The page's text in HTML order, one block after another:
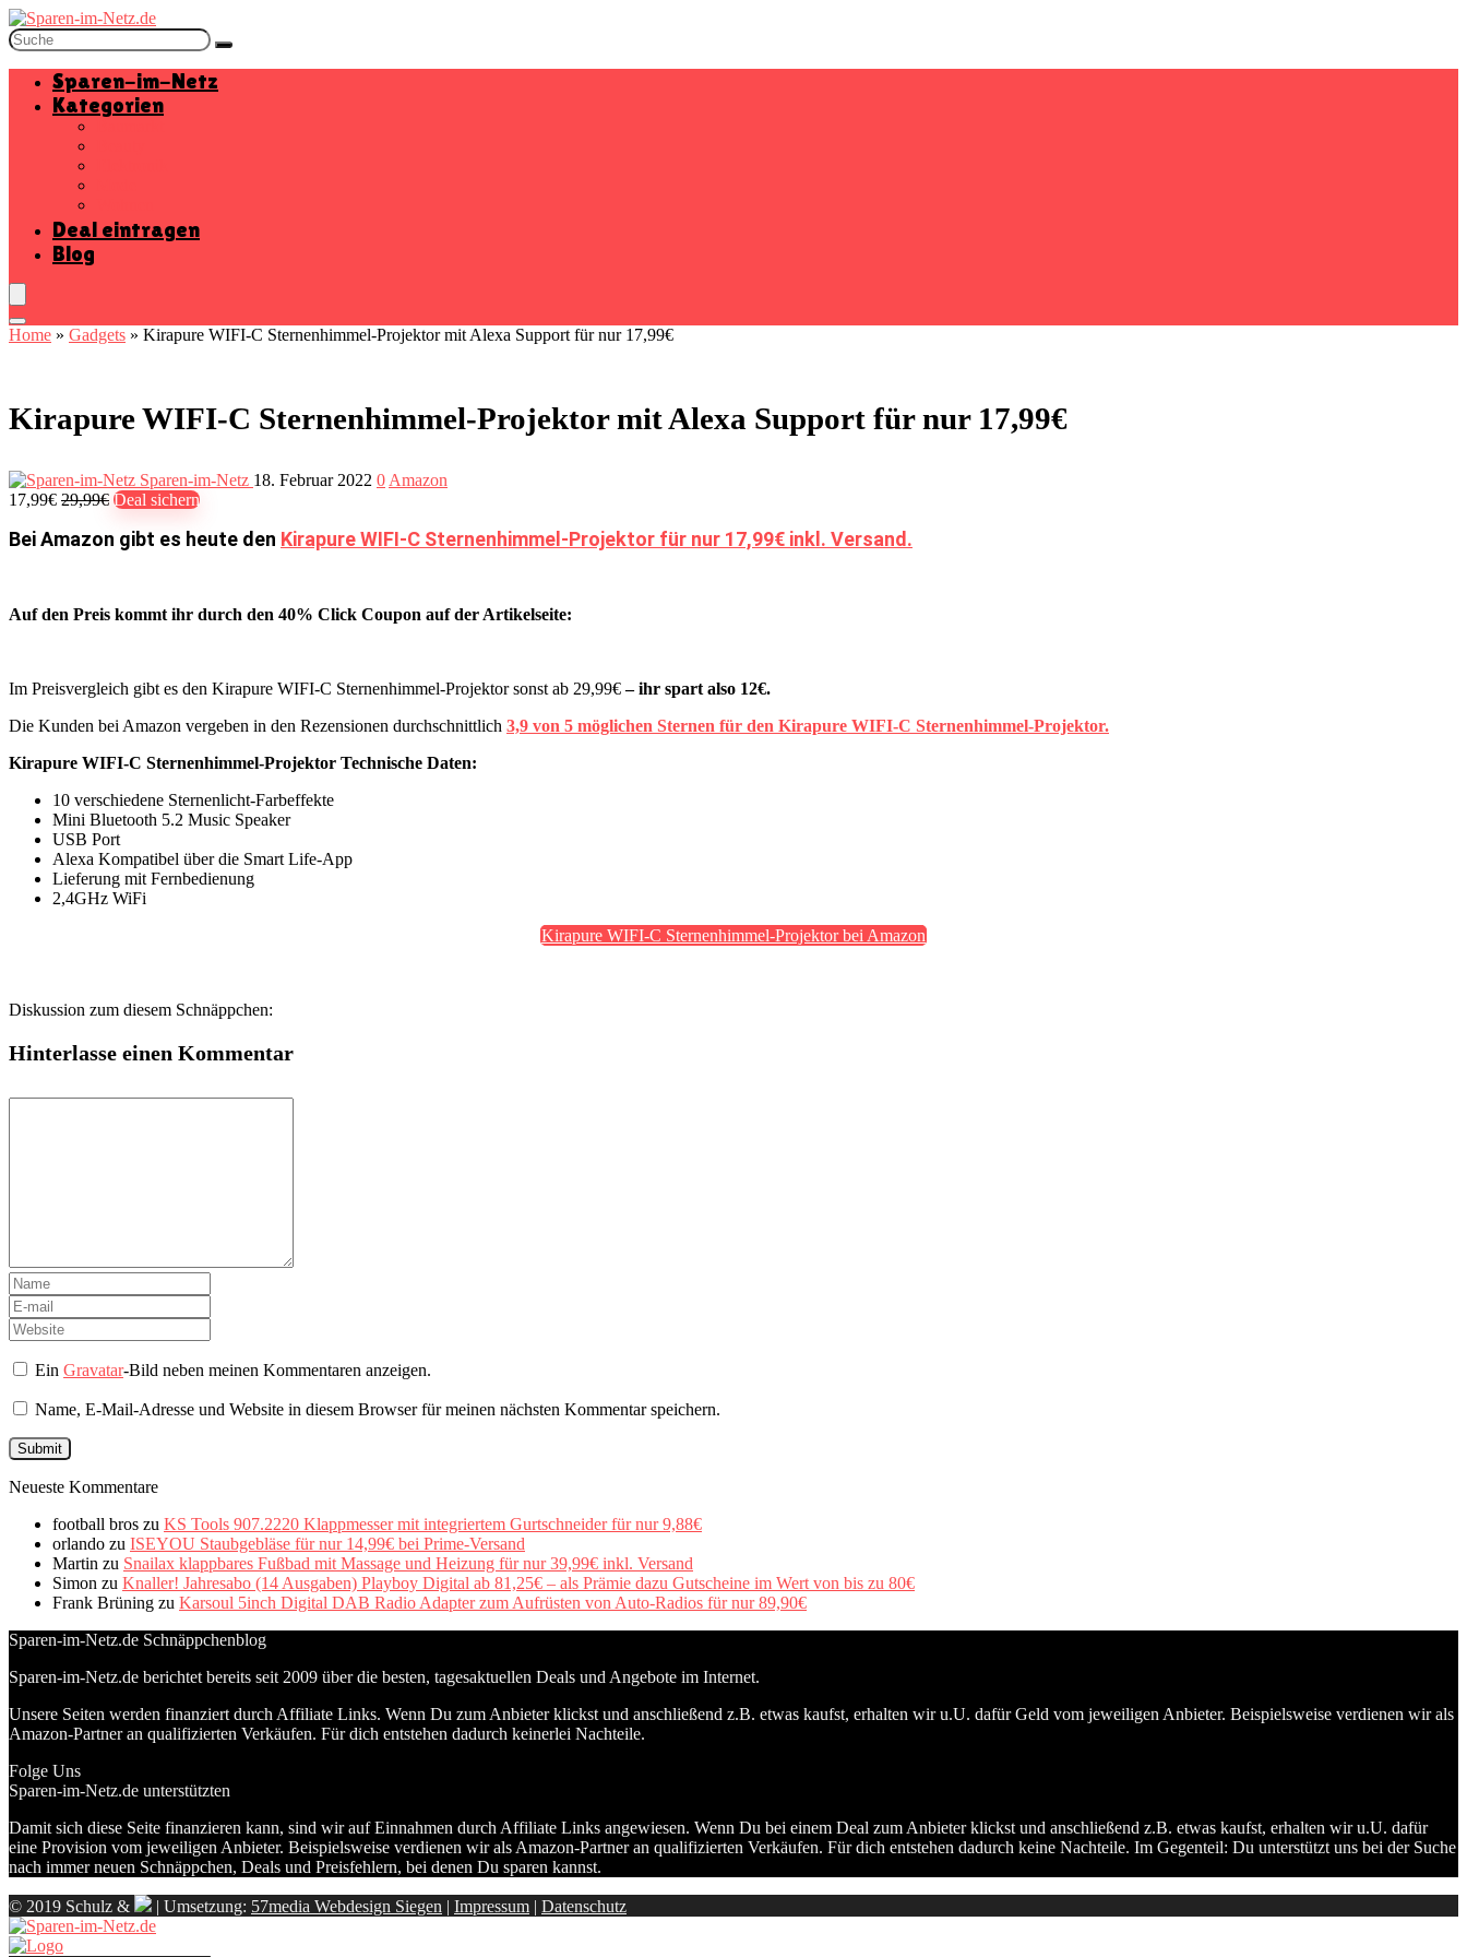
Sparen-im-Netz
Kategorien
Deal eintragen
Blog
Home » Gadgets » Kirapure ‎WIFI-C Sternenhimmel-Projektor mit Alexa Support für nur 17,99€
Kirapure ‎WIFI-C Sternenhimmel-Projektor mit Alexa Support für nur 17,99€
Sparen-im-Netz 18. Februar 2022 0 Amazon
17,99€ 29,99€ Deal sichern
Bei Amazon gibt es heute den Kirapure ‎WIFI-C Sternenhimmel-Projektor für nur 17,99€ inkl. Versand.
Auf den Preis kommt ihr durch den 40% Click Coupon auf der Artikelseite:
Im Preisvergleich gibt es den Kirapure ‎WIFI-C Sternenhimmel-Projektor sonst ab 29,99€– ihr spart also 12€.
Die Kunden bei Amazon vergeben in den Rezensionen durchschnittlich 3,9 von 5 möglichen Sternen für den Kirapure ‎WIFI-C Sternenhimmel-Projektor.
Kirapure ‎WIFI-C Sternenhimmel-Projektor Technische Daten:
10 verschiedene Sternenlicht-Farbeffekte
Mini Bluetooth 5.2 Music Speaker
USB Port
Alexa Kompatibel über die Smart Life-App
Lieferung mit Fernbedienung
2,4GHz WiFi
Kirapure ‎WIFI-C Sternenhimmel-Projektor bei Amazon
Diskussion zum diesem Schnäppchen:
Hinterlasse einen Kommentar
EinGravatar-Bild neben meinen Kommentaren anzeigen.
Name, E-Mail-Adresse und Website in diesem Browser für meinen nächsten Kommentar speichern.
Neueste Kommentare
football bros zu KS Tools 907.2220 Klappmesser mit integriertem Gurtschneider für nur 9,88€
orlando zu ISEYOU Staubgebläse für nur 14,99€ bei Prime-Versand
Martin zu Snailax klappbares Fußbad mit Massage und Heizung für nur 39,99€ inkl. Versand
Simon zu Knaller! Jahresabo (14 Ausgaben) Playboy Digital ab 81,25€ – als Prämie dazu Gutscheine im Wert von bis zu 80€
Frank Brüning zu Karsoul 5inch Digital DAB Radio Adapter zum Aufrüsten von Auto-Radios für nur 89,90€
Sparen-im-Netz.de Schnäppchenblog
Sparen-im-Netz.de berichtet bereits seit 2009 über die besten, tagesaktuellen Deals und Angebote im Internet.
Unsere Seiten werden finanziert durch Affiliate Links. Wenn Du zum Anbieter klickst und anschließend z.B. etwas kaufst, erhalten wir u.U. dafür Geld vom jeweiligen Anbieter. Beispielsweise verdienen wir als
Amazon-Partner an qualifizierten Verkäufen. Für dich entstehen dadurch keinerlei Nachteile.
Folge Uns
Sparen-im-Netz.de unterstützten
Damit sich diese Seite finanzieren kann, sind wir auf Einnahmen durch Affiliate Links angewiesen. Wenn Du bei einem Deal zum Anbieter klickst und anschließend z.B. etwas kaufst, erhalten wir u.U. dafür
eine Provision vom jeweiligen Anbieter. Beispielsweise verdienen wir als Amazon-Partner an qualifizierten Verkäufen. Für dich entstehen dadurch keine Nachteile. Im Gegenteil: Du unterstützt uns bei der Suche
nach immer neuen Schnäppchen, Deals und Preisfehlern, bei denen Du sparen kannst.
© 2019 Schulz & | Umsetzung: 57media Webdesign Siegen | Impressum | Datenschutz